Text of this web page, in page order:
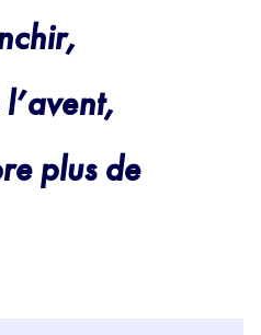
plus de